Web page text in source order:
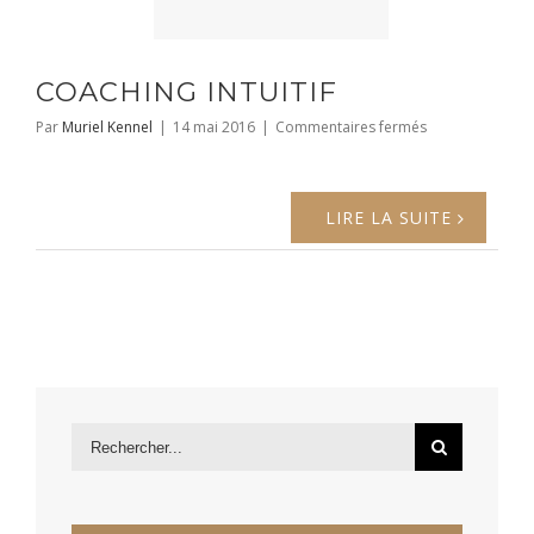
COACHING INTUITIF
Par Muriel Kennel | 14 mai 2016 | Commentaires ferméssur
LIRE LA SUITE